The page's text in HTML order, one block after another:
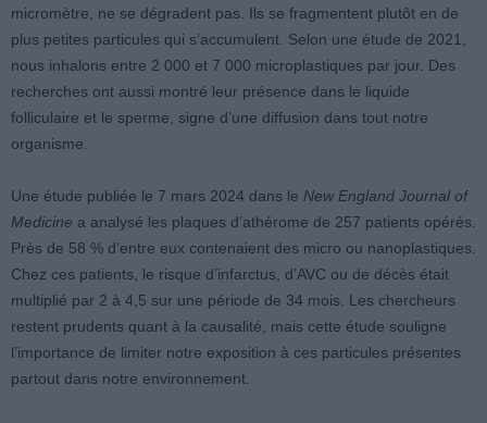
micromètre, ne se dégradent pas. Ils se fragmentent plutôt en de
plus petites particules qui s’accumulent. Selon une étude de 2021,
nous inhalons entre 2 000 et 7 000 microplastiques par jour. Des
recherches ont aussi montré leur présence dans le liquide
folliculaire et le sperme, signe d’une diffusion dans tout notre
organisme.
Une étude publiée le 7 mars 2024 dans le New England Journal of
Medicine a analysé les plaques d’athérome de 257 patients opérés.
Près de 58 % d’entre eux contenaient des micro ou nanoplastiques.
Chez ces patients, le risque d’infarctus, d’AVC ou de décès était
multiplié par 2 à 4,5 sur une période de 34 mois. Les chercheurs
restent prudents quant à la causalité, mais cette étude souligne
l’importance de limiter notre exposition à ces particules présentes
partout dans notre environnement.